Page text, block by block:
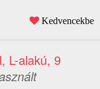
Kedvencekbe
L-alakú, 9